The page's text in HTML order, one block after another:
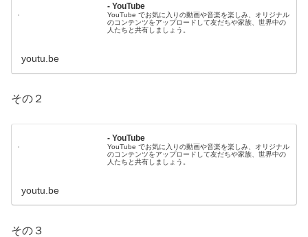
- YouTube
YouTube でお気に入りの動画や音楽を楽しみ、オリジナル
のコンテンツをアップロードして友だちや家族、世界中の
人たちと共有しましょう。
youtu.be
その２
- YouTube
YouTube でお気に入りの動画や音楽を楽しみ、オリジナル
のコンテンツをアップロードして友だちや家族、世界中の
人たちと共有しましょう。
youtu.be
その３